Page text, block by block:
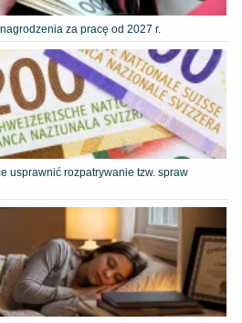
za pracę od 2027 r.
usprawnić rozpatrywanie tzw. spraw